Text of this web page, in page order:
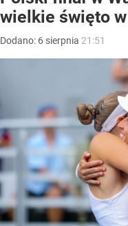
wielkie święto
Dodano: 6 sierpnia 21:51